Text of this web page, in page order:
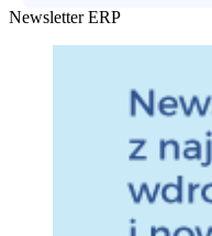
Newsletter ERP